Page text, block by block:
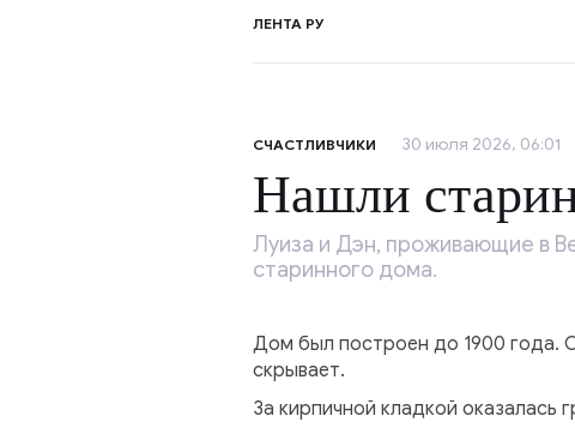
ЛЕНТА РУ
СЧАСТЛИВЧИКИ 30 июля 2026, 06:01
Нашли
Луиза и Дэн, проживающие в
старинного дома.
Дом был построен до 1900 года.
скрывает.
За кирпичной кладкой оказалась